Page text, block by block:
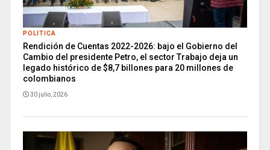
POLITICA
Rendición de Cuentas 2022-2026: bajo el Gobierno del
Cambio del presidente Petro, el sector Trabajo deja un
legado histórico de $8,7 billones para 20 millones de
colombianos
30 julio, 2026